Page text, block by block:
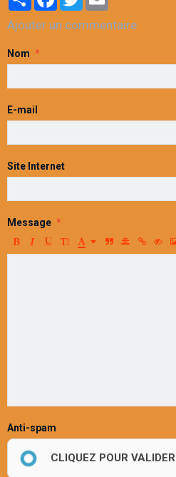
Ajouter un commentaire
Nom
E-mail
Site Internet
Message
Anti-spam
CLIQUEZ POUR VALIDER